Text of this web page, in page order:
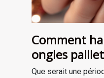
Comment
ongles
fêtes ?
Que serait une